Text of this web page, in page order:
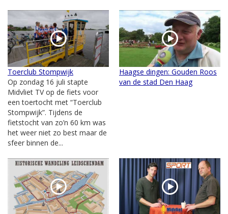
Toerclub Stompwijk
Op zondag 16 juli stapte
Midvliet TV op de fiets voor
een toertocht met “Toerclub
Stompwijk”. Tijdens de
fietstocht van zo’n 60 km was
het weer niet zo best maar de
sfeer binnen de...
Haagse dingen: Gouden Roos
van de stad Den Haag